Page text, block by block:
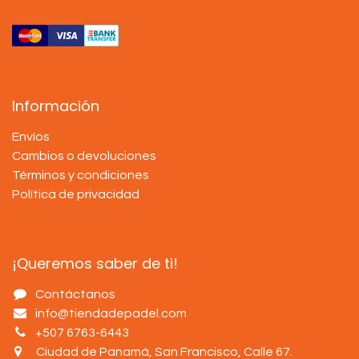
Información
Envíos
Cambios o devoluciones
Términos y condiciones
Política de privacidad
¡Queremos saber de ti!
Contáctanos
info@tiendadepadel.com
+507 6763-6443
Ciudad de Panamá, San Francisco, Calle 67.